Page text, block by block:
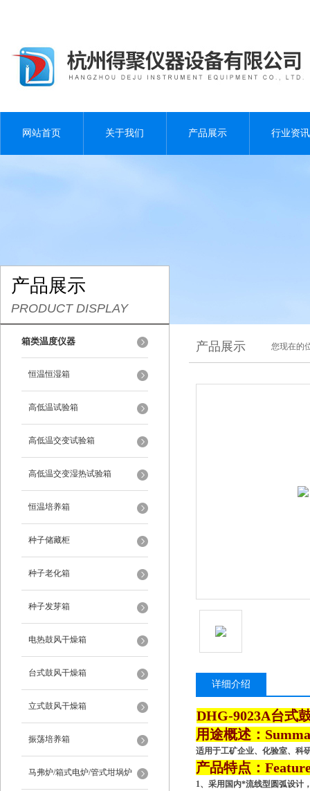
网站首页 关于我们 产品展示 行业资讯
产品展示
PRODUCT DISPLAY
箱类温度仪器
恒温恒湿箱
高低温试验箱
高低温交变试验箱
高低温交变湿热试验箱
恒温培养箱
种子储藏柜
种子老化箱
种子发芽箱
电热鼓风干燥箱
台式鼓风干燥箱
立式鼓风干燥箱
振荡培养箱
马弗炉/箱式电炉/管式坩埚炉
产品展示 您现在的
详细介绍
DHG-9023A台式
用途概述：
适用于工矿企业、化验室、科
产品特点：
1、采用国内*流线型圆弧设计